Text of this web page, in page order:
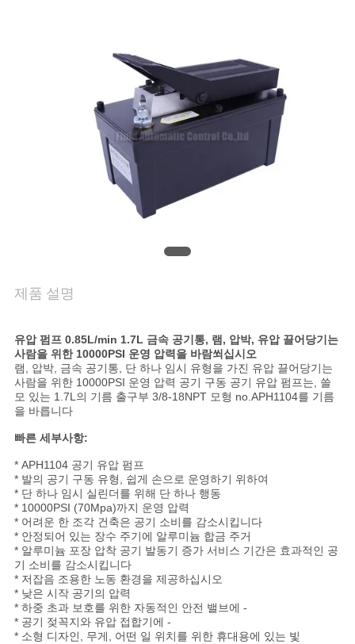
세
인
용
문
을
요
구
하
세
요
제품 설명
유압 펌프 0.85L/min 1.7L 금속 공기통, 램, 압박, 유압 끌어당기는
사람을 위한 10000PSI 운영 압력을 바람쐬십시오
램, 압박, 금속 공기통, 단 하나 임시 유형을 가진 유압 끌어당기는
사람을 위한 10000PSI 운영 압력 공기 구동 공기 유압 펌프는, 쓸
모 있는 1.7L의 기름 출구부 3/8-18NPT 모형 no.APH1104를 기름
을 바릅니다
빠른 세부사항:
* APH1104 공기 유압 펌프
* 발의 공기 구동 유형, 쉽게 손으로 운영하기 위하여
* 단 하나 임시 실린더를 위해 단 하나 행동
* 10000PSI (70Mpa)까지 운영 압력
* 어려운 한 조각 건축은 공기 소비를 감소시킵니다
* 안정되어 있는 장수 주기에 알루미늄 합금 주거
* 알루미늄 포장 압착 공기 발동기 증가 서비스 기간은 효과적인 공
기 소비를 감소시킵니다
* 저잡음 조용한 노동 환경을 제공하십시오
* 낮은 시작 공기의 압력
* 하중 초과 보호를 위한 자동적인 안전 밸브에 -
* 공기 젖꼭지와 유압 접합기에 -
* 소형 디자인, 무게, 어떤 일 위치를 위한 휴대용에 있는 빛